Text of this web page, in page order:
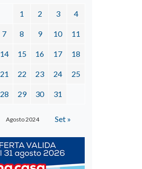
Agosto 2024
1 2 3 4
7 8 9 10 11
14 15 16 17 18
21 22 23 24 25
28 29 30 31
Set »